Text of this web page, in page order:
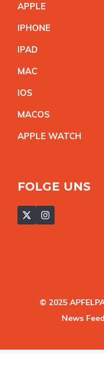
APPLE
IPHONE
IPAD
MAC
IOS
MACOS
APPLE WATCH
FOLGE UNS
© 2025
News Feed